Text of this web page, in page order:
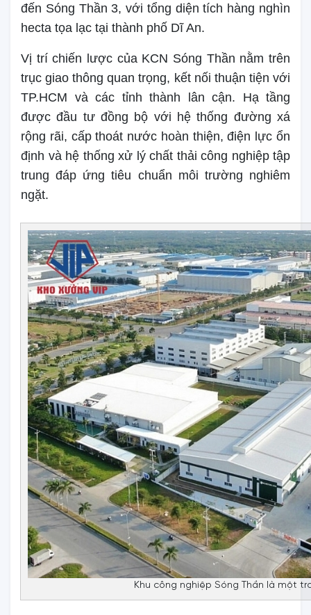
đến Sóng Thần 3, với tổng diện tích hàng nghìn
hecta tọa lạc tại thành phố Dĩ An.
Vị trí chiến lược của KCN Sóng Thần nằm trên
trục giao thông quan trọng, kết nối thuận tiện với
TP.HCM và các tỉnh thành lân cận. Hạ tầng
được đầu tư đồng bộ với hệ thống đường xá
rộng rãi, cấp thoát nước hoàn thiện, điện lực ổn
định và hệ thống xử lý chất thải công nghiệp tập
trung đáp ứng tiêu chuẩn môi trường nghiêm
ngặt.
Khu công nghiệp Sóng Thần là một